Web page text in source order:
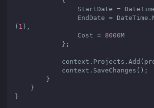
( 1 ),
                Cost =
8000M
}